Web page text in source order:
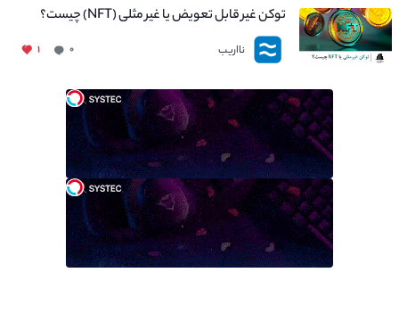
توکن غیر قابل تعویض یا غیر مثلی (NFT) چیست؟
نااریب ۰ ۱